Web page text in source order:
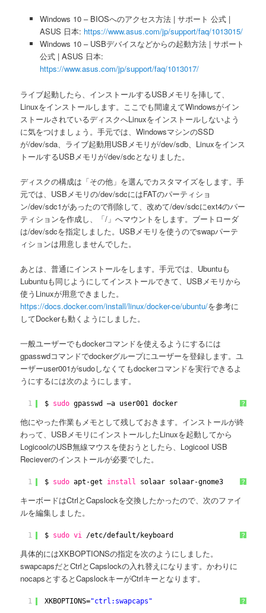
Windows 10 – BIOSへのアクセス方法 | サポート 公式 |
ASUS 日本: https://www.asus.com/jp/support/faq/1013015/
Windows 10 – USBデバイスなどからの起動方法 | サポート
公式 | ASUS 日本:
https://www.asus.com/jp/support/faq/1013017/
ライブ起動したら、インストールするUSBメモリを挿して、
Linuxをインストールします。ここでも間違えてWindowsがイン
ストールされているディスクへLinuxをインストールしないよう
に気をつけましょう。手元では、WindowsマシンのSSD
が/dev/sda、ライブ起動用USBメモリが/dev/sdb、Linuxをインス
トールするUSBメモリが/dev/sdcとなりました。
ディスクの構成は「その他」を選んでカスタマイズをします。手
元では、USBメモリの/dev/sdcにはFATのパーティショ
ン/dev/sdc1があったので削除して、改めて/dev/sdcにext4のパー
ティションを作成し、「/」へマウントをします。ブートローダ
は/dev/sdcを指定しました。USBメモリを使うのでswapパーテ
ィションは用意しませんでした。
あとは、普通にインストールをします。手元では、Ubuntuも
Lubuntuも同じようにしてインストールできて、USBメモリから
使うLinuxが用意できました。
https://docs.docker.com/install/linux/docker-ce/ubuntu/を参考に
してDockerも動くようにしました。
一般ユーザーでもdockerコマンドを使えるようにするには
gpasswdコマンドでdockerグループにユーザーを登録します。ユ
ーザーuser001がsudoしなくてもdockerコマンドを実行できるよ
うにするには次のようにします。
?
1 $ sudo gpasswd –a user001 docker
他にやった作業もメモとして残しておきます。インストールが終
わって、USBメモリにインストールしたLinuxを起動してから
LogicoolのUSB無線マウスを使おうとしたら、Logicool USB
Recieverのインストールが必要でした。
?
1 $ sudo apt-get install solaar solaar-gnome3
キーボードはCtrlとCapslockを交換したかったので、次のファイ
ルを編集しました。
?
1 $ sudo vi /etc/default/keyboard
具体的にはXKBOPTIONSの指定を次のようにしました。
swapcapsだとCtrlとCapslockの入れ替えになります。かわりに
nocapsとするとCapslockキーがCtrlキーとなります。
?
1 XKBOPTIONS="ctrl:swapcaps"